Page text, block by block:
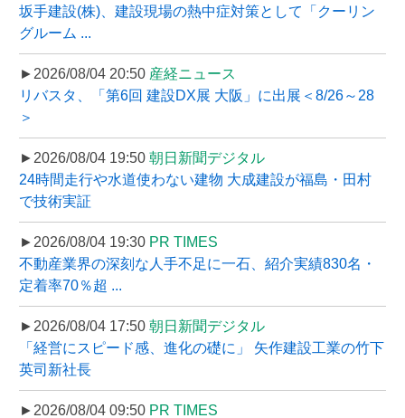
坂手建設(株)、建設現場の熱中症対策として「クーリン
グルーム ...
►2026/08/04 20:50 産経ニュース
リバスタ、「第6回 建設DX展 大阪」に出展＜8/26～28
＞
►2026/08/04 19:50 朝日新聞デジタル
24時間走行や水道使わない建物 大成建設が福島・田村
で技術実証
►2026/08/04 19:30 PR TIMES
不動産業界の深刻な人手不足に一石、紹介実績830名・
定着率70％超 ...
►2026/08/04 17:50 朝日新聞デジタル
「経営にスピード感、進化の礎に」 矢作建設工業の竹下
英司新社長
►2026/08/04 09:50 PR TIMES